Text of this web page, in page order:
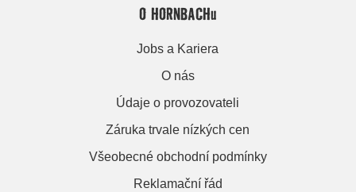
O HORNBACHu
Jobs a Kariera
O nás
Údaje o provozovateli
Záruka trvale nízkých cen
Všeobecné obchodní podmínky
Reklamační řád